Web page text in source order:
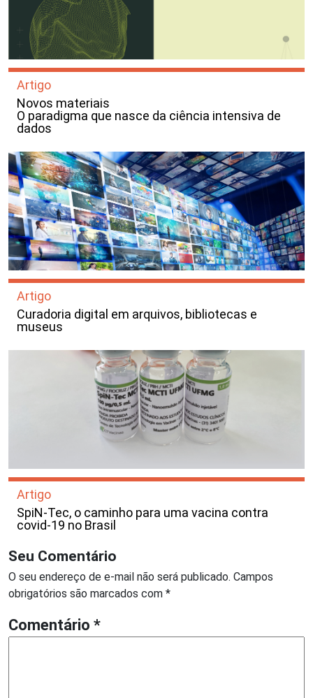
Artigo
Novos materiais
O paradigma que nasce da ciência intensiva de
dados
Artigo
Curadoria digital em arquivos, bibliotecas e
museus
Artigo
SpiN-Tec, o caminho para uma vacina contra
covid-19 no Brasil
Seu Comentário
O seu endereço de e-mail não será publicado. Campos
obrigatórios são marcados com *
Comentário *